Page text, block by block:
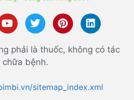
phải là thuốc, không có tác
bệnh.
sitemap_index.xml